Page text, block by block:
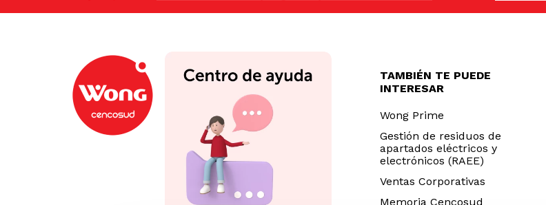
TAMBIÉN TE PUEDE
INTERESAR
Wong Prime
Gestión de residuos de
apartados eléctricos y
electrónicos (RAEE)
Ventas Corporativas
Memoria Cencosud